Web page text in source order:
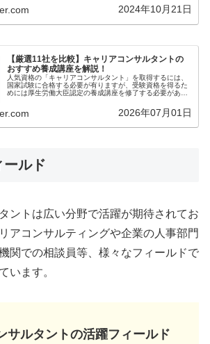
「教育訓練給付制度」の訓練の一つです...2024年10月21日
【厳選11社を比較】キャリアコンサルタントの
おすすめ養成講座を解説！
人気資格の「キャリアコンサルタント」を取得するには、
国家試験に合格する必要が有りますが、受験資格を得るた
めには厚生労働大臣認定の養成講座を修了する必要があり
事では、わたしが特におすすめする...2026年07月01日
ールド
ントは広い分野で活躍が期待されてお
アコンサルティングや企業の人事部門
関での相談員等、様々なフィールドで
います。
サルタントの活躍フィールド